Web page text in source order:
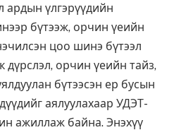
ардын үлгэрүүдийн
бүтээж, орчин үеийн
цоо шинэ бүтээл
орчин үеийн тайз,
бүтээсэн ер бусын
аялуулахаар УДЭТ-
ажиллаж байна. Энэхүү